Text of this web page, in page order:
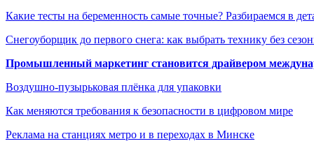
Какие тесты на беременность самые точные? Разбираемся в
Снегоуборщик до первого снега: как выбрать технику без
Промышленный маркетинг становится драйвером
Воздушно-пузырьковая плёнка для упаковки
Как меняются требования к безопасности в цифровом мире
Реклама на станциях метро и в переходах в Минске